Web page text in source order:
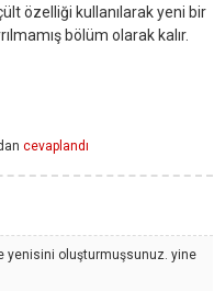
özelliği kullanılarak yeni bir
bölüm olarak kalır.
cevaplandı
yenisini oluşturmuşsunuz. yine